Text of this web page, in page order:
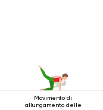
Movimento di
allungamento delle